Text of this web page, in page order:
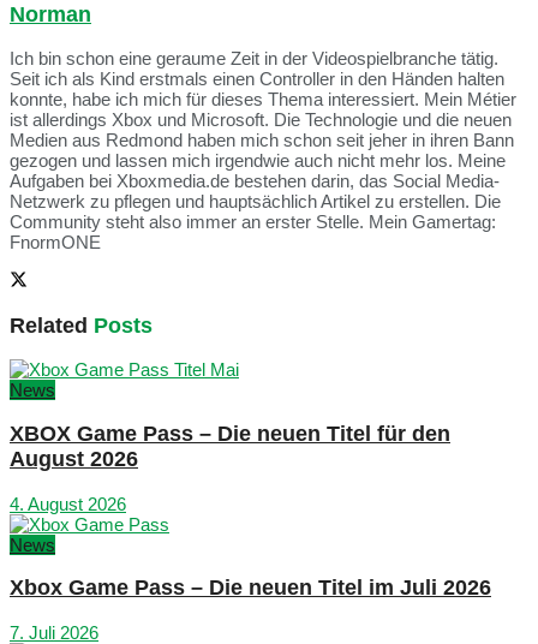
Norman
Ich bin schon eine geraume Zeit in der Videospielbranche tätig.
Seit ich als Kind erstmals einen Controller in den Händen halten
konnte, habe ich mich für dieses Thema interessiert. Mein Métier
ist allerdings Xbox und Microsoft. Die Technologie und die neuen
Medien aus Redmond haben mich schon seit jeher in ihren Bann
gezogen und lassen mich irgendwie auch nicht mehr los. Meine
Aufgaben bei Xboxmedia.de bestehen darin, das Social Media-
Netzwerk zu pflegen und hauptsächlich Artikel zu erstellen. Die
Community steht also immer an erster Stelle. Mein Gamertag:
FnormONE
Related Posts
News
XBOX Game Pass – Die neuen Titel für den
August 2026
4. August 2026
News
Xbox Game Pass – Die neuen Titel im Juli 2026
7. Juli 2026